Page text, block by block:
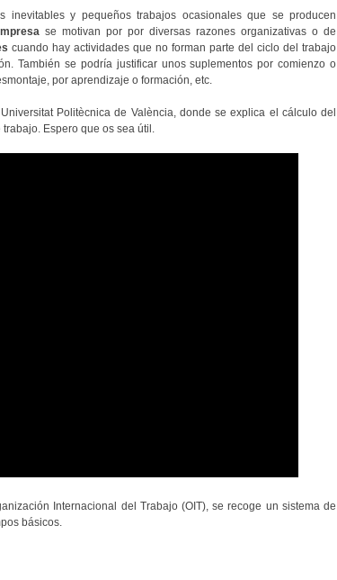
inevitables y pequeños trabajos ocasionales que se producen
se motivan por por diversas razones organizativas o de
cuando hay actividades que no forman parte del ciclo del trabajo
También se podría justificar unos suplementos por comienzo o
por aprendizaje o formación, etc.
Politècnica de València, donde se explica el cálculo del
Espero que os sea útil.
Internacional del Trabajo (OIT), se recoge un sistema de
básicos.